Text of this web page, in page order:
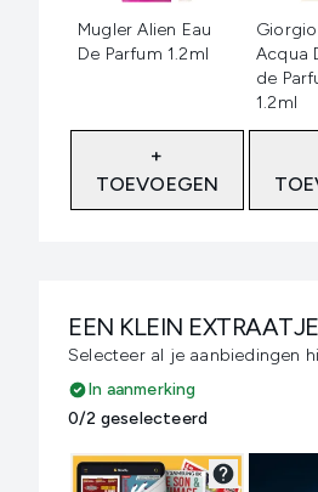
Mugler Alien Eau
De Parfum 1.2ml
+
TOEVOEGEN
Acqua
de
1.2ml
EEN KLEIN
Selecteer al je aanbiedingen
In aanmerking
0/2 geselecteerd